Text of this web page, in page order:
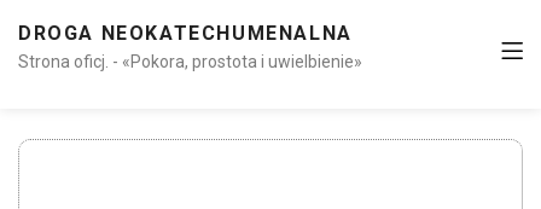
DROGA NEOKATECHUMENALNA
Strona oficj. - «Pokora, prostota i uwielbienie»